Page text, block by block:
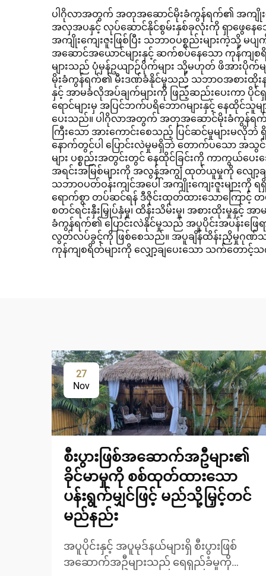
ပါဂိုလာအတွက် အတုအဆောင်မိုးခံကွန်ရက်၏ အကျိုးကျ
အလှအပနှင့် လုပ်ဆောင်နိုင်စွမ်းနှစ်ခုလုံးကို ရှာဖွေနေ
အကျိုးကျေးဇူးဖြစ်ပြီး သဘာဝပစ္စည်းများကဲ့သို့
အဆောင်အယောင်များနှင့် ဆက်စပ်နေသော ကုန်ကျစ
များသည် ပုံမှန်ဥယျာဉ်ပိုက်များ သို့မဟုတ် ဖိအားပို
မိုးခံကွန်ရက်၏ မီးဒဏ်ခံနိုင်မှုသည် သဘာဝအစားထိုးနည်
နှင့် အာမခံလိုအပ်ချက်များကို ဖြည့်ဆည်းပေးကာ ပို
ရောင်များမှ အပြင်ဘက်ပရိဘောဂများနှင့် နေ
ပေးသည်။ ပါဂိုလာအတွက် အတုအဆောင်မိုးခံကွန်ရက်၏
ကြီးသော အားကောင်းစေသည့် ပြင်ဆင်မှုများမလိုဘဲ
နောက်တွင်ပါ ပြောင်းလဲမှုမရှိဘဲ တောက်ပသော အသွင်
များ ပစ္စည်းအတွင်းတွင် နေထိုင်ခြင်းကို ကာကွယ်ပေ
အရင်းအမြစ်များကို အလွန်အကျွံ ထုတ်ယူမှုကို လျော့ချ
သဘာဝပတ်ဝန်းကျင်အပေါ် အကျိုးကျေးဇူးများ
ရောက်စွာ တပ်ဆင်ရန် ဒီဇိုင်းထုတ်ထားသောကြောင့်
စတင်ရင်းနှီးမြှုပ်နှံမှု၊ ထိန်းသိမ်းမှု၊ အစားထိုးမှုနှင့်
ခံကွန်ရက်၏ ပြောင်းလဲနိုင်မှုသည် အပူပိုင်းအပန်းဖြ
လွတ်လပ်ခွင့်ကို ဖြစ်စေသည်။ အပူချိန်ထိန်းညှိမှုဂုဏ်သတ္တိ
ကုန်ကျစရိတ်များကို လျှော့ချပေးသော သက်တော
27
Nov
စီးပွားဖြစ်အဆောက်အဦများ၏
ခိုင်မာမှုကို စစ်ထုတ်ထားသော
ပန်းရွက်မျှင်ဖြင့် မည်သို့မြှင့်တင်
မည်နည်း
အပူပိုင်းနှင့် အပူမုဒ်နယ်များရှိ စီးပွားဖြစ်
အဆောက်အဦများသည် ရေရှည်ခံမှုကို